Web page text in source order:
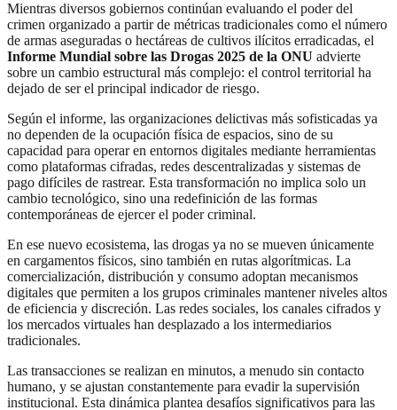
Mientras diversos gobiernos continúan evaluando el poder del
crimen organizado a partir de métricas tradicionales como el número
de armas aseguradas o hectáreas de cultivos ilícitos erradicadas, el
Informe Mundial sobre las Drogas 2025 de la ONU advierte
sobre un cambio estructural más complejo: el control territorial ha
dejado de ser el principal indicador de riesgo.
Según el informe, las organizaciones delictivas más sofisticadas ya
no dependen de la ocupación física de espacios, sino de su
capacidad para operar en entornos digitales mediante herramientas
como plataformas cifradas, redes descentralizadas y sistemas de
pago difíciles de rastrear. Esta transformación no implica solo un
cambio tecnológico, sino una redefinición de las formas
contemporáneas de ejercer el poder criminal.
En ese nuevo ecosistema, las drogas ya no se mueven únicamente
en cargamentos físicos, sino también en rutas algorítmicas. La
comercialización, distribución y consumo adoptan mecanismos
digitales que permiten a los grupos criminales mantener niveles altos
de eficiencia y discreción. Las redes sociales, los canales cifrados y
los mercados virtuales han desplazado a los intermediarios
tradicionales.
Las transacciones se realizan en minutos, a menudo sin contacto
humano, y se ajustan constantemente para evadir la supervisión
institucional. Esta dinámica plantea desafíos significativos para las